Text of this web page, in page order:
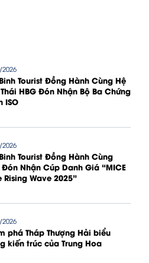
Tourist Đồng Hành Cùng Hệ
HBG Đón Nhận Bộ Ba Chứng
ISO
Tourist Đồng Hành Cùng
Đón Nhận Cúp Danh Giá “MICE
Rising Wave 2025”
phá Tháp Thượng Hải biểu
kiến trúc của Trung Hoa